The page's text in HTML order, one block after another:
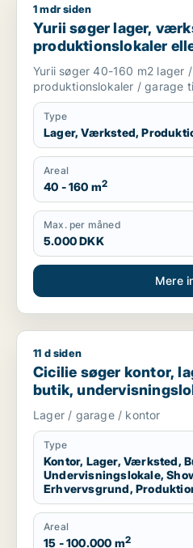
Yurii søger lager, værksted,
1 mdr siden
Yurii søger lager,
produktionslokaler
Region Sjælland
Yurii søger 40-160 m2
produktionslokaler / garage
Type
Lager, Værksted,
Areal
40 - 160 m2
Max. per måned
5.000 DKK
Mere
Cicilie søger kontor, lager,
11 d siden
Cicilie søger kontor,
butik,
erhvervsgrund,
garage til leje i
Nordsjælland
Lager / garage / kontor
Type
Kontor, Lager, Værksted,
Undervisningslokale,
Erhvervsgrund,
Areal
15 - 100.000 m2